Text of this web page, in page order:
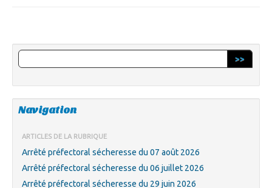
>>
Navigation
ARTICLES DE LA RUBRIQUE
Arrêté préfectoral sécheresse du 07 août 2026
Arrêté préfectoral sécheresse du 06 juillet 2026
Arrêté préfectoral sécheresse du 29 juin 2026